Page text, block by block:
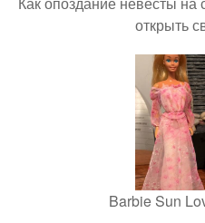
открыть
Barbie Sun